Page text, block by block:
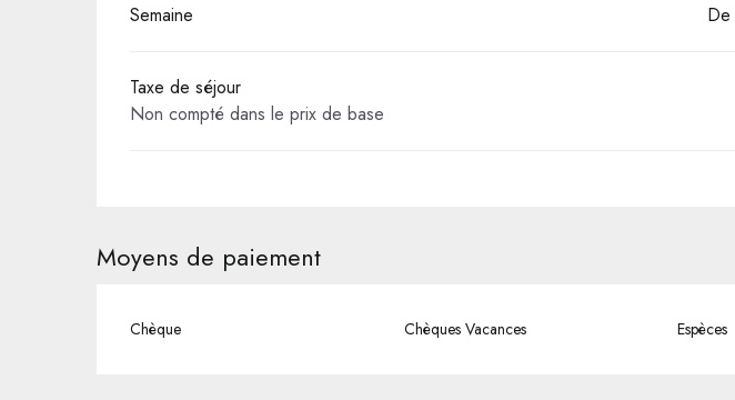
Semaine
Taxe de séjour
Non compté dans le prix de base
Moyens de paiement
Chèque Chèques Vacances Espèces